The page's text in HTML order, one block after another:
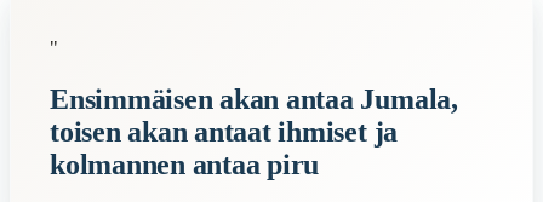
Description:Sananlasku viittaa siihen, että ihmisen
Semantic Themes
"
Ensimmäisen akan antaa Jumala,
toisen akan antaat ihmiset ja
kolmannen antaa piru